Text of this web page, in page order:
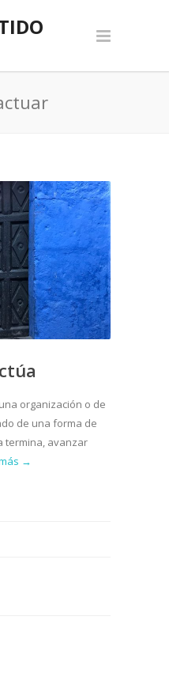
organización o de
de una forma de
termina, avanzar
→